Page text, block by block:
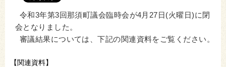
令和3年第3回那須町議会臨時会が4月27日(火曜日)に閉
会となりました。
審議結果については、下記の関連資料をご覧ください。
【関連資料】